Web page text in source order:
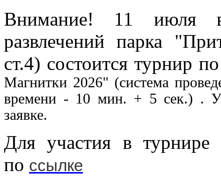
Внимание! 11 июля
развлечений парка
ст.4) состоится турнир
Магнитки 2026" (система
времени - 10 мин. + 5 сек.) .
заявке.
Для участия в турнире
по ссылке